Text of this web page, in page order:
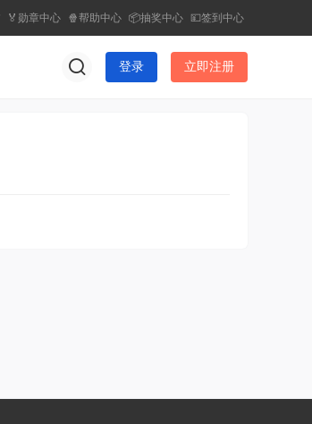
🏅勋章中心 🍿帮助中心 📦抽奖中心 💴签到中心
登录 立即注册